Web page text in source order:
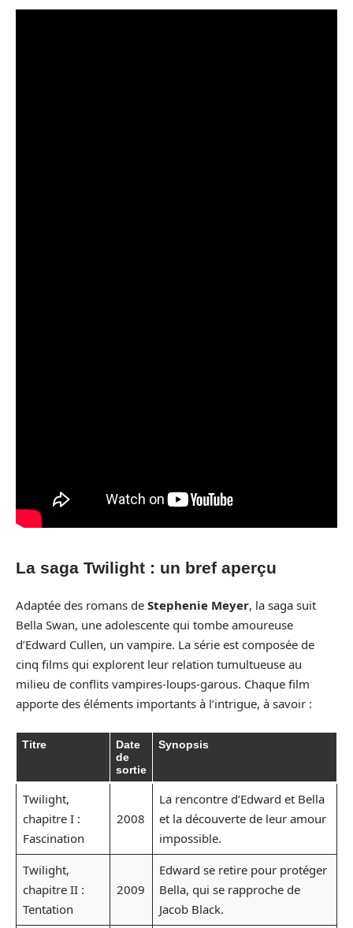
La saga Twilight : un bref aperçu
Adaptée des romans de Stephenie Meyer, la saga suit
Bella Swan, une adolescente qui tombe amoureuse
d’Edward Cullen, un vampire. La série est composée de
cinq films qui explorent leur relation tumultueuse au
milieu de conflits vampires-loups-garous. Chaque film
apporte des éléments importants à l’intrigue, à savoir :
Titre
Date
de
sortie
Synopsis
Twilight,
chapitre I :
Fascination
2008
La rencontre d’Edward et Bella
et la découverte de leur amour
impossible.
Twilight,
chapitre II :
Tentation
2009
Edward se retire pour protéger
Bella, qui se rapproche de
Jacob Black.